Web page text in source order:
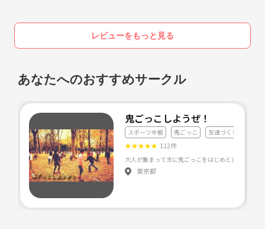
レビューをもっと見る
あなたへのおすすめサークル
鬼ごっこしようぜ！
スポーツ全般 鬼ごっこ 友達づくり
★★★★★ 112件
東京都